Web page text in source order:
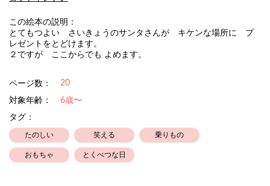
この絵本の説明：
とてもつよい さいきょうのサンタさんが キケンな場所に プ
レゼントをとどけます。
２ですが ここからでも よめます。
ページ数： 20
対象年齢：
6歳〜
タグ：
たのしい 笑える 乗りもの
おもちゃ とくべつな日